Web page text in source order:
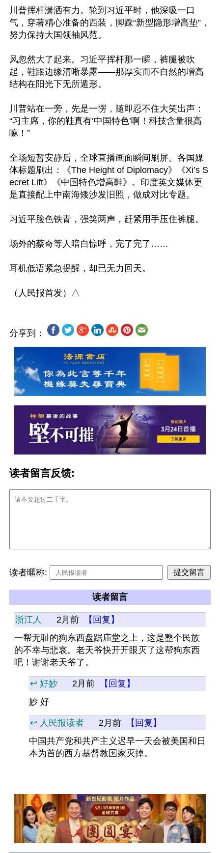
川普挥杆潇洒有力。轮到习近平时，他深吸一口
气，穿著精心准备的西装，脚踩“新型隐形增高垫”，
努力保持大国领袖风范。
风忽然大了起来。习近平挥杆那一瞬，裤腿被吹
起，鞋跟边缘清晰暴露——那厚实而不自然的增高
结构在阳光下无所遁形。
川普站在一旁，先是一愣，随即忍不住大笑出声：
“习主席，你的鞋真有‘中国特色’啊！科技含量很高
嘛！”
全场短暂安静后，全球直播画面瞬间刷屏。各国媒
体标题刷出：《The Height of Diplomacy》《Xi’s S
ecret Lift》《中国特色增高鞋》。印度英文媒体更
是直接配上中南海矮沙发旧照，做成对比专题。
习近平脸色铁青，强笑两声，赶紧用手压住裤腿。
场外的蔡奇等人暗自惊呼，完了完了……
耳机低语紧急提醒，却已无力回天。
分享到：
读者留言反馈:
读者暱称:
读者留言
浙江人 2月前
【回复】
一帮无耻的狗东西盘踞庙堂之上，这是整个民族
的不幸与悲哀。老天爷快开开眼灭了这帮狗东西
吧！谢谢老天爷了。
↩️ 好妙 2月前
【回复】
妙 好
↩️ 人民报读者 2月前
【回复】
中国共产党和共产主义迟早一天会被美国和日
本为首的西方基督教国家灭掉。